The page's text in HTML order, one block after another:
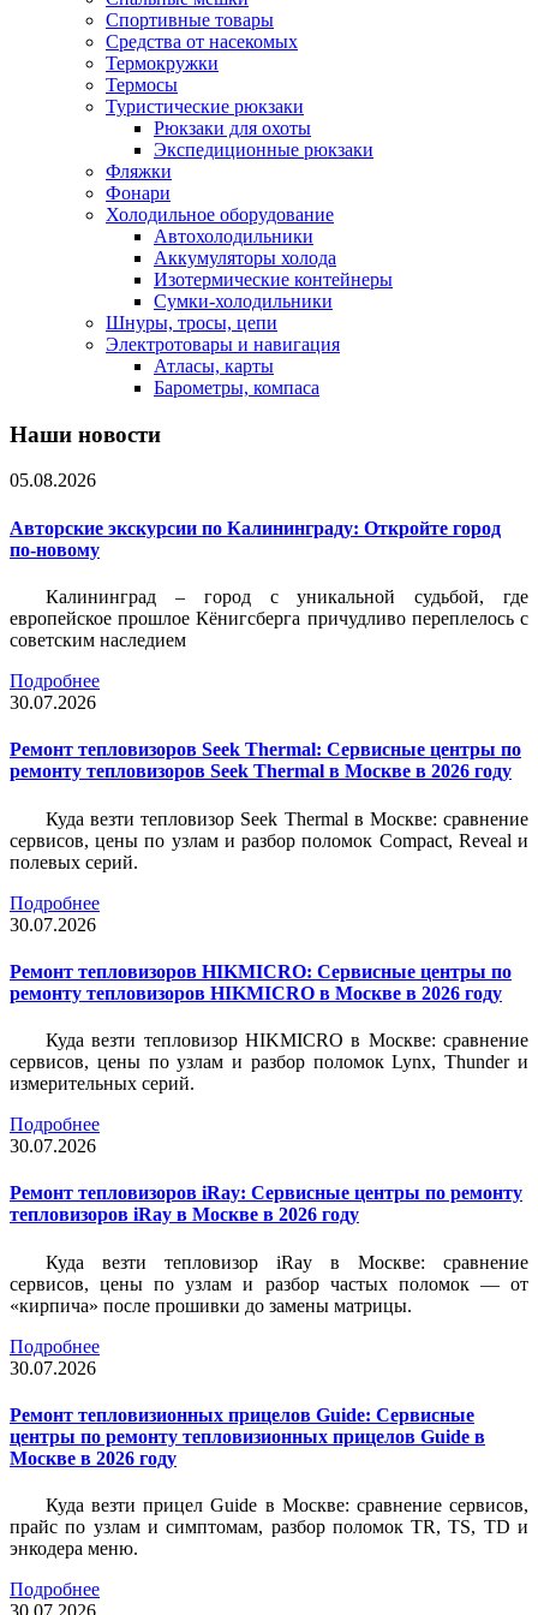
Спортивные товары
Средства от насекомых
Термокружки
Термосы
Туристические рюкзаки
Рюкзаки для охоты
Экспедиционные рюкзаки
Фляжки
Фонари
Холодильное оборудование
Автохолодильники
Аккумуляторы холода
Изотермические контейнеры
Сумки-холодильники
Шнуры, тросы, цепи
Электротовары и навигация
Атласы, карты
Барометры, компаса
Наши новости
05.08.2026
Авторские экскурсии по Калининграду: Откройте город
по-новому
Калининград – город с уникальной судьбой, где
европейское прошлое Кёнигсберга причудливо переплелось с
советским наследием
Подробнее
30.07.2026
Ремонт тепловизоров Seek Thermal: Сервисные центры по
ремонту тепловизоров Seek Thermal в Москве в 2026 году
Куда везти тепловизор Seek Thermal в Москве: сравнение
сервисов, цены по узлам и разбор поломок Compact, Reveal и
полевых серий.
Подробнее
30.07.2026
Ремонт тепловизоров HIKMICRO: Сервисные центры по
ремонту тепловизоров HIKMICRO в Москве в 2026 году
Куда везти тепловизор HIKMICRO в Москве: сравнение
сервисов, цены по узлам и разбор поломок Lynx, Thunder и
измерительных серий.
Подробнее
30.07.2026
Ремонт тепловизоров iRay: Сервисные центры по ремонту
тепловизоров iRay в Москве в 2026 году
Куда везти тепловизор iRay в Москве: сравнение
сервисов, цены по узлам и разбор частых поломок — от
«кирпича» после прошивки до замены матрицы.
Подробнее
30.07.2026
Ремонт тепловизионных прицелов Guide: Сервисные
центры по ремонту тепловизионных прицелов Guide в
Москве в 2026 году
Куда везти прицел Guide в Москве: сравнение сервисов,
прайс по узлам и симптомам, разбор поломок TR, TS, TD и
энкодера меню.
Подробнее
30.07.2026